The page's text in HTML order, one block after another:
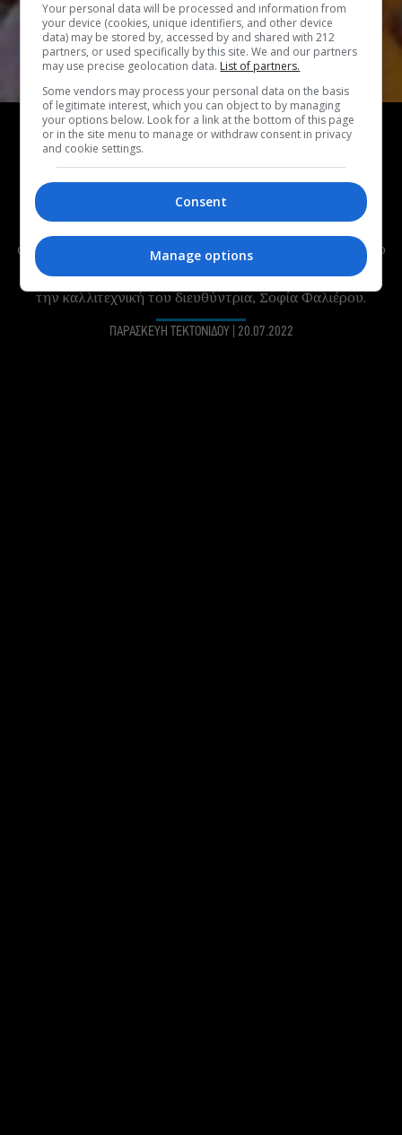
ΣΥΝΕΝΤΕΥΞΗ
Σύγχρονός Χορός στα Χανιά:Μια συζήτηση με
τη Σοφία Φαλιέρου
Με 15 παραστάσεις, 8 σεμινάρια, 7 εργαστήρια/
masterclasses, την ενότητα «Νέοι δημιουργοί και
Δημόσιος Χώρος», το 2ήμερο αφιέρωμα Video Dance και
άλλες βαθιά ανθρωποκεντρικές δράσεις, επιστρέφει το 12ο
Διεθνές Φεστιβάλ Σύγχρονου Χορού «Dance Days
Chania» και με την αφορμή αυτή κάναμε μια κουβέντα με
την καλλιτεχνική του διευθύντρια, Σοφία Φαλιέρου.
ΠΑΡΑΣΚΕΥΗ ΤΕΚΤΟΝΙΔΟΥ 20.07.2022
Your personal data will be processed and information from
your device (cookies, unique identifiers, and other device
data) may be stored by, accessed by and shared with 212
partners, or used specifically by this site. We and our partners
may use precise geolocation data. List of partners.
Some vendors may process your personal data on the basis
of legitimate interest, which you can object to by managing
your options below. Look for a link at the bottom of this page
or in the site menu to manage or withdraw consent in privacy
and cookie settings.
Consent
Manage options